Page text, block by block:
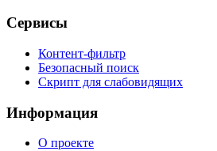
Сервисы
Контент-фильтр
Безопасный поиск
Скрипт для слабовидящих
Информация
О проекте